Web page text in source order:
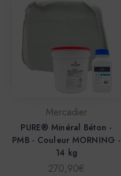
Mercadier
PURE® Minéral Béton -
PMB - Couleur MORNING -
14 kg
270,90€